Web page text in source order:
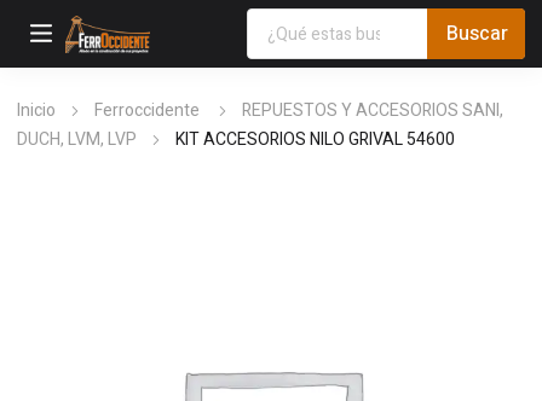
Inicio Ferroccidente
REPUESTOS Y ACCESORIOS SANI,
DUCH, LVM, LVP
KIT ACCESORIOS NILO GRIVAL 54600